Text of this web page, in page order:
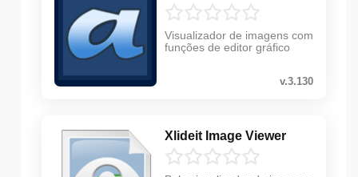
Visualizador de imagens com
funções de editor gráfico
v.3.130
Xlideit Image Viewer